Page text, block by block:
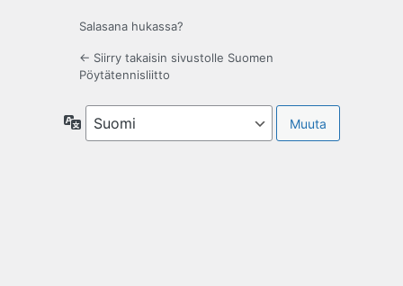
Salasana hukassa?
← Siirry takaisin sivustolle Suomen
Pöytätennisliitto
Kieli